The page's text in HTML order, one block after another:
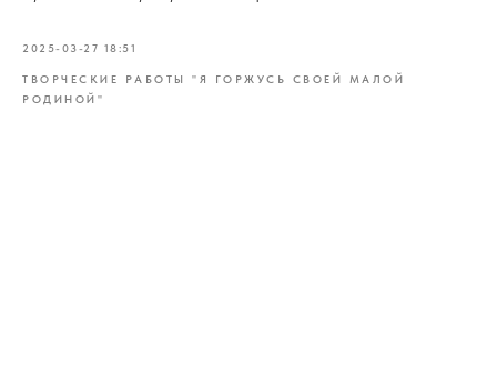
2025-03-27 18:51
ТВОРЧЕСКИЕ РАБОТЫ "Я ГОРЖУСЬ СВОЕЙ МАЛОЙ
РОДИНОЙ"